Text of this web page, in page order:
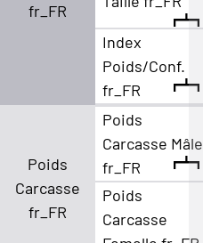
fr_FR
Index
Poids/Conf.
fr_FR
Poids
Carcasse
fr_FR
Poids
Carcasse Mâle
fr_FR
Poids
Carcasse